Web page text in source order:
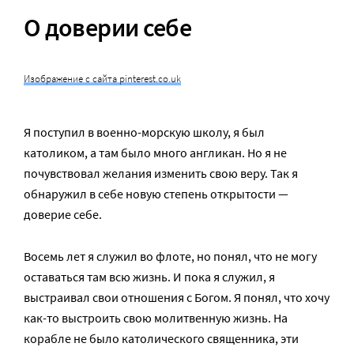
О доверии себе
Изображение с сайта pinterest.co.uk
Я поступил в военно-морскую школу, я был
католиком, а там было много англикан. Но я не
почувствовал желания изменить свою веру. Так я
обнаружил в себе новую степень открытости —
доверие себе.
Восемь лет я служил во флоте, но понял, что не могу
оставаться там всю жизнь. И пока я служил, я
выстраивал свои отношения с Богом. Я понял, что хочу
как-то выстроить свою молитвенную жизнь. На
корабле не было католического священника, эти